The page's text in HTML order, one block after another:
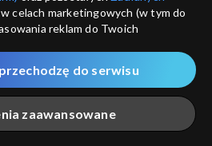
dla Ciebie
w celach marketingowych (w tym do
reklam do Twoich
także zgody na udostępnianie
do Google.
podczas odwiedzania przez
serwisówzwanych dalej
zapisywane za pomocą
zaawansowane
do serwisu